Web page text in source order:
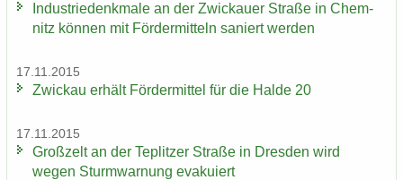
In­dus­trie­denk­ma­le an der Zwi­ckau­er Stra­ße in Chem­
nitz kön­nen mit För­der­mit­teln sa­niert wer­den
17.11.2015
Zwi­ckau er­hält För­der­mit­tel für die Halde 20
17.11.2015
Groß­zelt an der Te­plit­zer Stra­ße in Dres­den wird
wegen Sturm­war­nung eva­ku­iert